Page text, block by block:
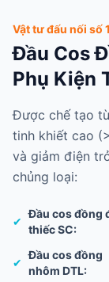
Vật tư đấu nối số 1
Đầu Cos
Phụ Kiện
Được chế tạo
tinh khiết cao
và giảm điện
chủng loại:
✔
Đầu cos đồng
thiếc SC:
✔
Đầu cos đồng
nhôm DTL: